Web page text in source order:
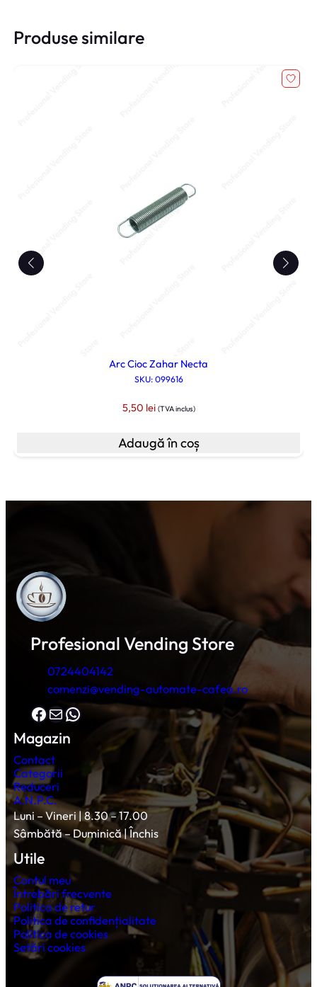
Produse similare
Arc Cioc Zahar Necta
SKU: 099616
5,50 lei (TVA inclus)
Adaugă în coș
Profesional Vending Store
0724404142
comenzi@vending-automate-cafea.ro
Facebook Mail WhatsApp
Magazin
Contact
Categorii
Reduceri
A.N.P.C.
Luni – Vineri | 8.30 – 17.00
Sâmbătă – Duminică | Închis
Utile
Contul meu
Întrebări frecvente
Politica de retur
Politica de confidențialitate
Politica de cookies
Setări cookies